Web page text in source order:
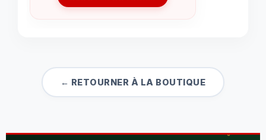
← RETOURNER À LA BOUTIQUE